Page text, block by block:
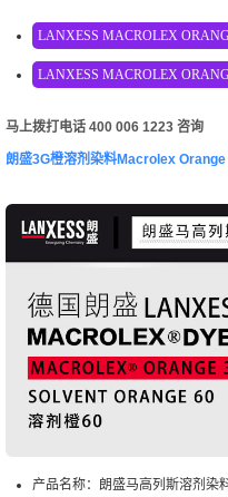
LANXESS MACROLEX
LANXESS MACROLEX
马上拨打电话 400 006 1223 咨询
朗盛3G橙溶剂染料Macrolex
产品名称：朗盛马高列斯溶剂染